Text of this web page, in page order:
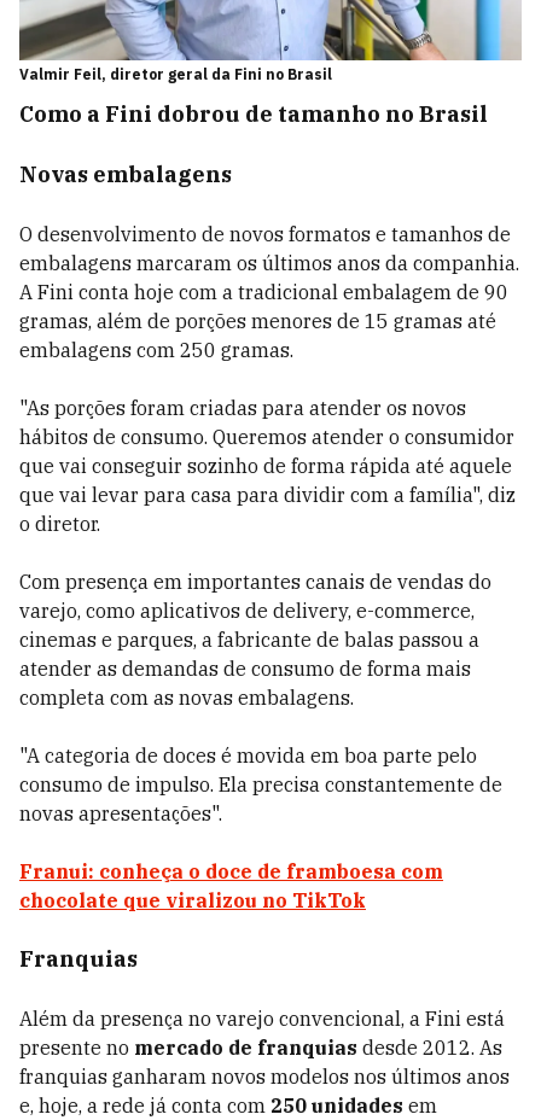
Valmir Feil, diretor geral da Fini no Brasil
Como a Fini dobrou de tamanho no Brasil
Novas embalagens
O desenvolvimento de novos formatos e tamanhos de
embalagens marcaram os últimos anos da companhia.
A Fini conta hoje com a tradicional embalagem de 90
gramas, além de porções menores de 15 gramas até
embalagens com 250 gramas.
"As porções foram criadas para atender os novos
hábitos de consumo. Queremos atender o consumidor
que vai conseguir sozinho de forma rápida até aquele
que vai levar para casa para dividir com a família", diz
o diretor.
Com presença em importantes canais de vendas do
varejo, como aplicativos de delivery, e-commerce,
cinemas e parques, a fabricante de balas passou a
atender as demandas de consumo de forma mais
completa com as novas embalagens.
"A categoria de doces é movida em boa parte pelo
consumo de impulso. Ela precisa constantemente de
novas apresentações".
Franui: conheça o doce de framboesa com
chocolate que viralizou no TikTok
Franquias
Além da presença no varejo convencional, a Fini está
presente no mercado de franquias desde 2012. As
franquias ganharam novos modelos nos últimos anos
e, hoje, a rede já conta com 250 unidades em